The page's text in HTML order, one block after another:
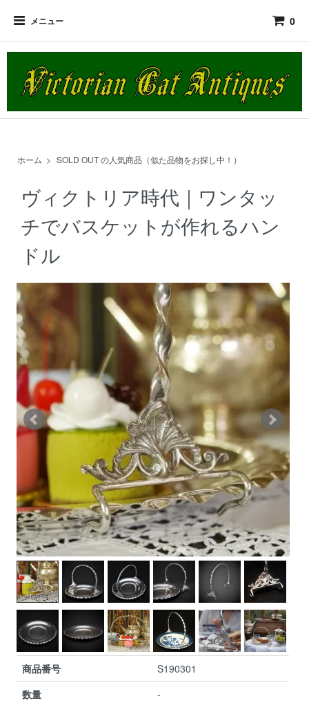
メニュー 0
ホーム > SOLD OUT の人気商品（似た品物をお探し中！）
ヴィクトリア時代｜ワンタッ
チでバスケットが作れるハン
ドル
商品番号
S190301
数量
-